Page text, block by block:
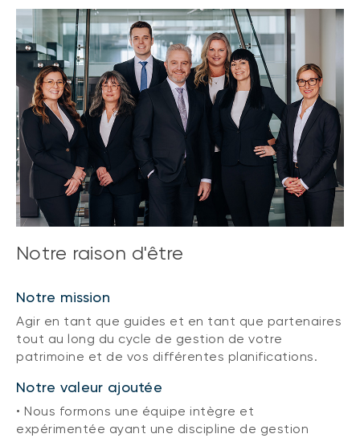
Notre raison d'être
Notre mission
Agir en tant que guides et en tant que partenaires
tout au long du cycle de gestion de votre
patrimoine et de vos différentes planifications.
Notre valeur ajoutée
• Nous formons une équipe intègre et
expérimentée ayant une discipline de gestion